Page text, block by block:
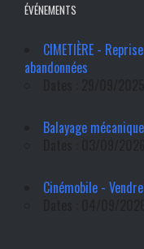
ÉVÉNEMENTS
CIMETIÈRE -
abandonnées
Balayage
Cinémobile -